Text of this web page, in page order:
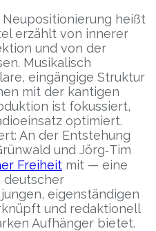
heißt
erzählt von innerer
und von der
Musikalisch
eingängige Struktur
mit der kantigen
ist fokussiert,
optimiert.
An der Entstehung
und Jörg‐Tim
Freiheit mit — eine
deutscher
eigenständigen
und redaktionell
Aufhänger bietet.